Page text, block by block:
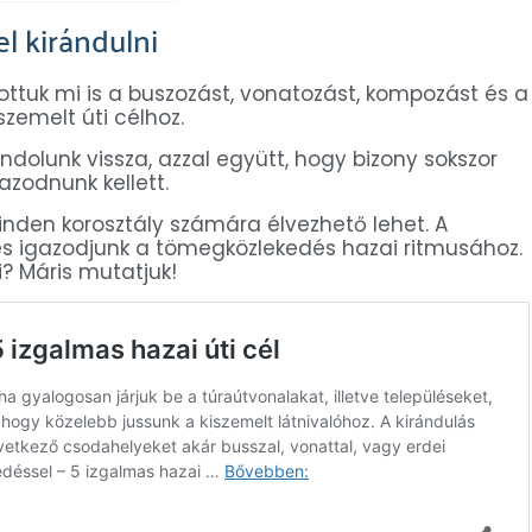
kirándulni
mi is a buszozást, vonatozást, kompozást és a
úti célhoz.
vissza, azzal együtt, hogy bizony sokszor
kellett.
korosztály számára élvezhető lehet. A
igazodjunk a tömegközlekedés hazai ritmusához.
Máris mutatjuk!